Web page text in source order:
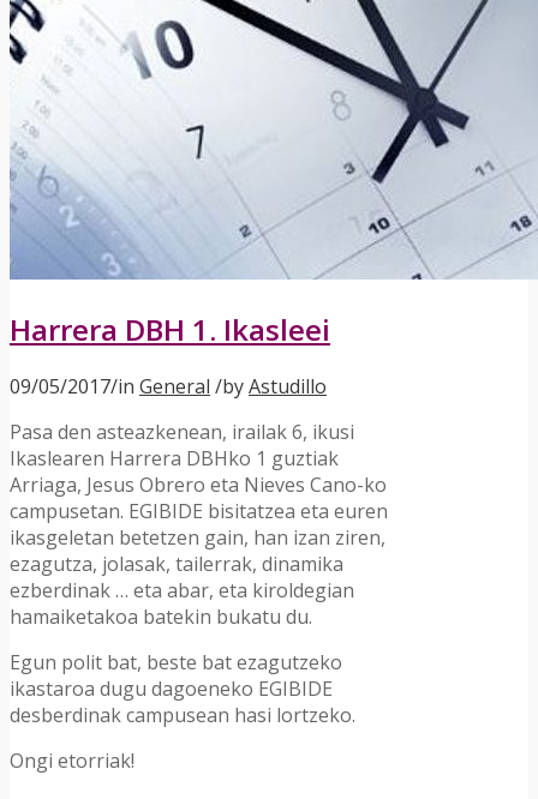
Harrera DBH 1. Ikasleei
09/05/2017/in General /byAstudillo
Pasa den asteazkenean, irailak 6, ikusi
Ikaslearen Harrera DBHko 1 guztiak
Arriaga, Jesus Obrero eta Nieves Cano-ko
campusetan. EGIBIDE bisitatzea eta euren
ikasgeletan betetzen gain, han izan ziren,
ezagutza, jolasak, tailerrak, dinamika
ezberdinak … eta abar, eta kiroldegian
hamaiketakoa batekin bukatu du.
Egun polit bat, beste bat ezagutzeko
ikastaroa dugu dagoeneko EGIBIDE
desberdinak campusean hasi lortzeko.
Ongi etorriak!